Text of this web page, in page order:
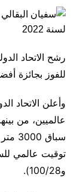
رشح الاتحاد
للفوز بجائزة
عالميين، من
و100/28).